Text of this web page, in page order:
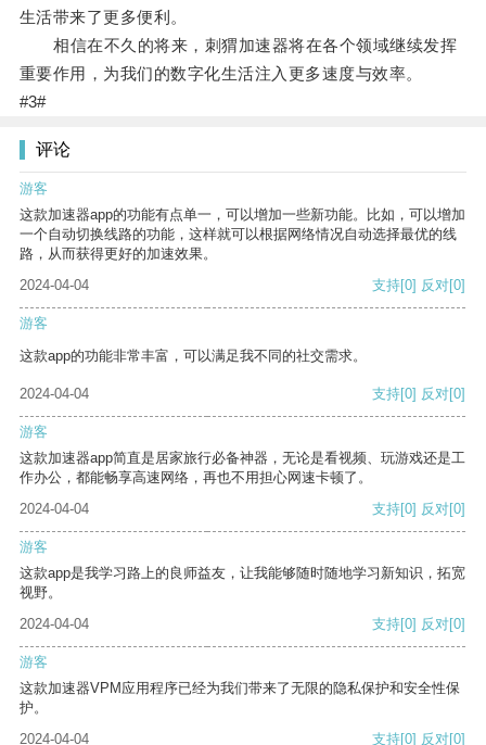
生活带来了更多便利。
相信在不久的将来，刺猬加速器将在各个领域继续发挥
重要作用，为我们的数字化生活注入更多速度与效率。
#3#
评论
游客
这款加速器app的功能有点单一，可以增加一些新功能。比如，可以增加
一个自动切换线路的功能，这样就可以根据网络情况自动选择最优的线
路，从而获得更好的加速效果。
2024-04-04
支持[0] 反对[0]
游客
这款app的功能非常丰富，可以满足我不同的社交需求。
2024-04-04 支持[0] 反对[0]
游客
这款加速器app简直是居家旅行必备神器，无论是看视频、玩游戏还是工
作办公，都能畅享高速网络，再也不用担心网速卡顿了。
2024-04-04
支持[0] 反对[0]
游客
这款app是我学习路上的良师益友，让我能够随时随地学习新知识，拓宽
视野。
2024-04-04
支持[0] 反对[0]
游客
这款加速器VPM应用程序已经为我们带来了无限的隐私保护和安全性保
护。
2024-04-04
支持[0] 反对[0]